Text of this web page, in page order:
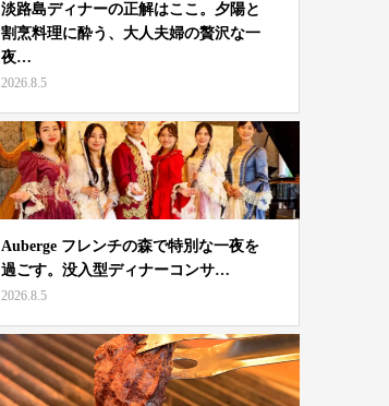
淡路島ディナーの正解はここ。夕陽と
割烹料理に酔う、大人夫婦の贅沢な一
夜…
2026.8.5
Auberge フレンチの森で特別な一夜を
過ごす。没入型ディナーコンサ…
2026.8.5